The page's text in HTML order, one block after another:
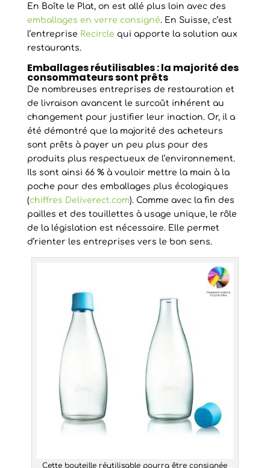
En Boîte le Plat, on est allé plus loin avec des
emballages en verre consigné. En Suisse, c’est
l’entreprise Recircle qui apporte la solution aux
restaurants.
Emballages réutilisables : la majorité des
consommateurs sont prêts
De nombreuses entreprises de restauration et
de livraison avancent le surcoût inhérent au
changement pour justifier leur inaction. Or, il a
été démontré que la majorité des acheteurs
sont prêts à payer un peu plus pour des
produits plus respectueux de l’environnement.
Ils sont ainsi 66 % à vouloir mettre la main à la
poche pour des emballages plus écologiques
(chiffres Deliverect.com). Comme avec la fin des
pailles et des touillettes à usage unique, le rôle
de la législation est nécessaire. Elle permet
d’rienter les entreprises vers le bon sens.
Cette bouteille réutilisable pourra être consignée